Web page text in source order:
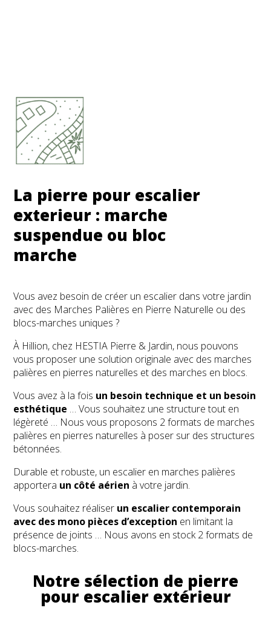
La pierre pour escalier
exterieur : marche
suspendue ou bloc
marche
Vous avez besoin de créer un escalier dans votre jardin
avec des Marches Palières en Pierre Naturelle ou des
blocs-marches uniques ?
À Hillion, chez HESTIA Pierre & Jardin, nous pouvons
vous proposer une solution originale avec des marches
palières en pierres naturelles et des marches en blocs.
Vous avez à la fois un besoin technique et un besoin
esthétique … Vous souhaitez une structure tout en
légèreté … Nous vous proposons 2 formats de marches
palières en pierres naturelles à poser sur des structures
bétonnées.
Durable et robuste, un escalier en marches palières
apportera un côté aérien à votre jardin.
Vous souhaitez réaliser un escalier contemporain
avec des mono pièces d’exception en limitant la
présence de joints … Nous avons en stock 2 formats de
blocs-marches.
Notre sélection de pierre
pour escalier extérieur